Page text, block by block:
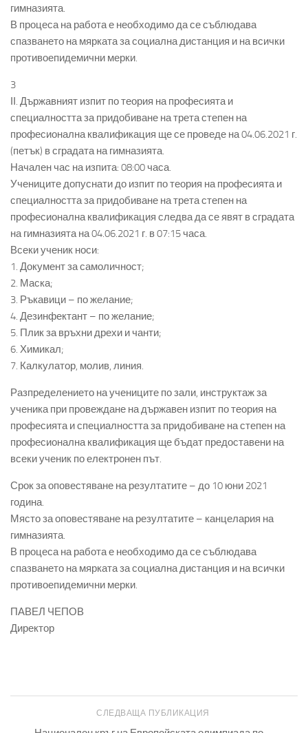
гимназията.
В процеса на работа е необходимо да се съблюдава
спазването на мярката за социална дистанция и на всички
противоепидемични мерки.
3
ІІ. Държавният изпит по теория на професията и
специалността за придобиване на трета степен на
професионална квалификация ще се проведе на 04.06.2021 г.
(петък) в сградата на гимназията.
Начален час на изпита: 08:00 часа.
Учениците допуснати до изпит по теория на професията и
специалността за придобиване на трета степен на
професионална квалификация следва да се явят в сградата
на гимназията на 04.06.2021 г. в 07:15 часа.
Всеки ученик носи:
1. Документ за самоличност;
2. Маска;
3. Ръкавици – по желание;
4. Дезинфектант – по желание;
5. Плик за връхни дрехи и чанти;
6. Химикал;
7. Калкулатор, молив, линия.
Разпределението на учениците по зали, инструктаж за
ученика при провеждане на държавен изпит по теория на
професията и специалността за придобиване на степен на
професионална квалификация ще бъдат предоставени на
всеки ученик по електронен път.
Срок за оповестяване на резултатите – до 10 юни 2021
година.
Място за оповестяване на резултатите – канцелария на
гимназията.
В процеса на работа е необходимо да се съблюдава
спазването на мярката за социална дистанция и на всички
противоепидемични мерки.
ПАВЕЛ ЧЕПОВ
Директор
СЛЕДВАЩА ПУБЛИКАЦИЯ